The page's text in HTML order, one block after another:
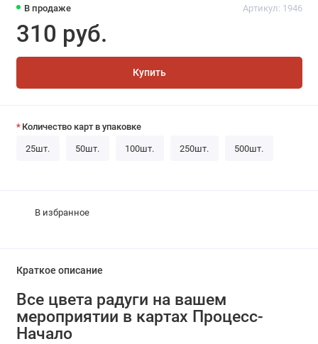
В продаже Артикул: 1946
310 руб.
Купить
В избранное
Количество карт в упаковке
25шт. 50шт. 100шт. 250шт. 500шт.
Краткое описание
Все цвета радуги на вашем
мероприятии в картах Процесс-
Начало